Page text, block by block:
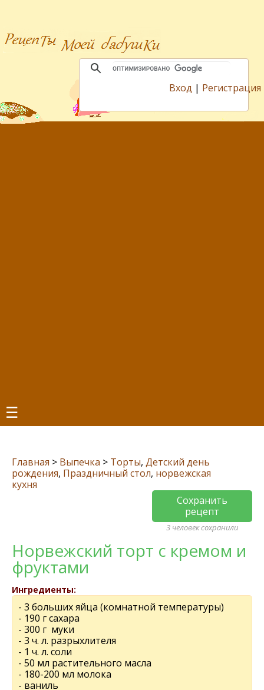
Вход | Регистрация
☰
Главная > Выпечка > Торты, Детский день
рождения, Праздничный стол, норвежская
кухня
Сохранить
рецепт
3 человек сохранили
Норвежский торт с кремом и
фруктами
Ингредиенты:
- 3 больших яйца (комнатной температуры)
- 190 г сахара
- 300 г муки
- 3 ч. л. разрыхлителя
- 1 ч. л. соли
- 50 мл растительного масла
- 180-200 мл молока
- ваниль